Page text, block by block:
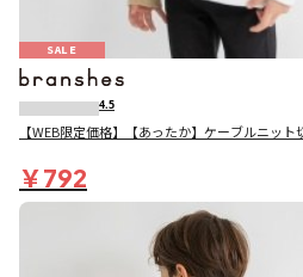
SALE
4.5
【WEB限定価格】【あったか】ケーブルニッ
￥792